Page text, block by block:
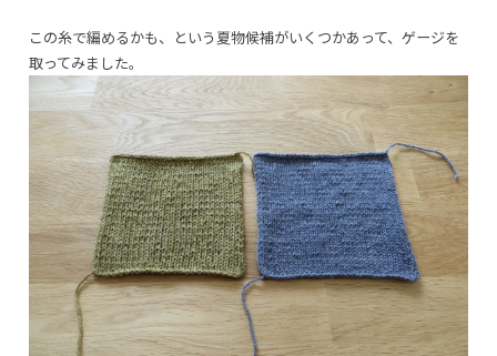
この糸で編めるかも、という夏物候補がいくつかあって、ゲージを
取ってみました。